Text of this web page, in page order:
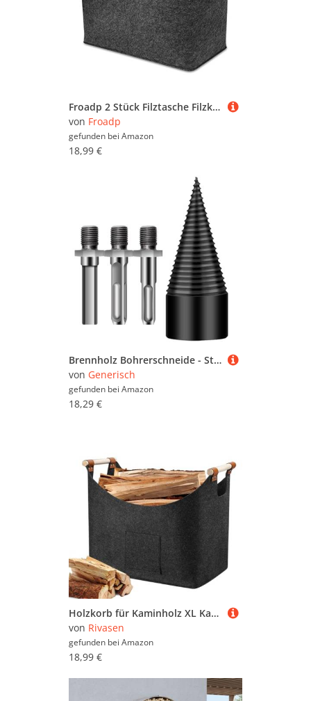
Froadp 2 Stück Filztasche Filzkorb für Kaminholz Einkaufstasche aus Filz Multifunktionale Filztaschen Shopper Faltbare Kaminholzkorb mit Verstärkten Griffen Tragfähigkeit Bis zu 60kg (Dunkelgrau)
von Froadp
gefunden bei Amazon
18,99 €
Brennholz Bohrerschneide - Stahl Kaminholz Spalter Bohrerkopf - Robustes Abnehmbares Zubehör Für Männer Haus Outdoor Camping Walnuss Eiche
von Generisch
gefunden bei Amazon
18,29 €
Holzkorb für Kaminholz XL Kaminholzkorb Faltbarer Brennholzkorb mit Verstärktem Griff Filztasche Filzkorb Korb für Kaminholz Können zur Aufbewahrung von Zeitungen Spielzeug Kaminzubehör
von Rivasen
gefunden bei Amazon
18,99 €